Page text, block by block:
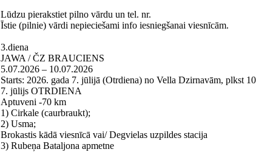
Lūdzu pierakstiet pilno vārdu un tel. nr.
Īstie (pilnie) vārdi nepieciešami info iesniegšanai viesnīcām.
3.diena
JAWA / ČZ BRAUCIENS
5.07.2026 – 10.07.2026
Starts: 2026. gada 7. jūlijā (Otrdiena) no Vella Dzirnavām, plkst
7. jūlijs OTRDIENA
Aptuveni -70 km
1) Cirkale (caurbraukt);
2) Usma;
Brokastis kādā viesnīcā vai/ Degvielas uzpildes stacija
3) Rubeņa Bataljona apmetne